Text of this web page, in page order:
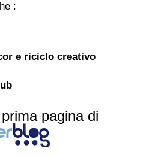
:
e riciclo creativo
pagina di